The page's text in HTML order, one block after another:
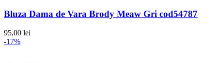
Bluza Dama de Vara Brody Meaw Gri cod54787
95,00 lei
-17%